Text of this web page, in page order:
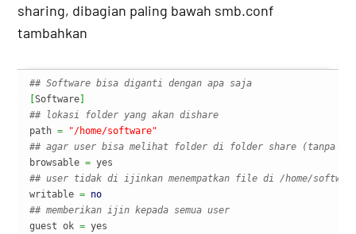
sharing, dibagian paling bawah smb.conf
tambahkan
## Software bisa diganti dengan apa saja
[Software
## lokasi folder yang akan dishare
path =
"/home/software"
## agar user bisa melihat folder di folder share (tanpa
browsable =
## user tidak di ijinkan menempatkan file di /home/
writable = no
## memberikan ijin kepada semua user
guest ok = yes